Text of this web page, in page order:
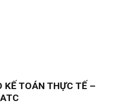
KẾ TOÁN THỰC TẾ –